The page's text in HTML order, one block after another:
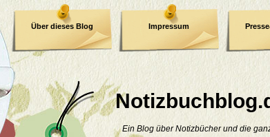
Ein Blog über Notizbücher und die
Über dieses Blog Impressum
Datenschutzerklärung